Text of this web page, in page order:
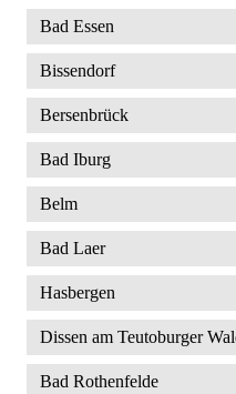
Bad Essen
Bissendorf
Bersenbrück
Bad Iburg
Belm
Bad Laer
Hasbergen
Dissen am Teutoburger
Bad Rothenfelde